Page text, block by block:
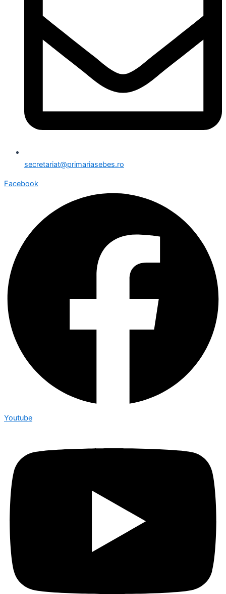
secretariat@primariasebes.ro
Facebook
Youtube